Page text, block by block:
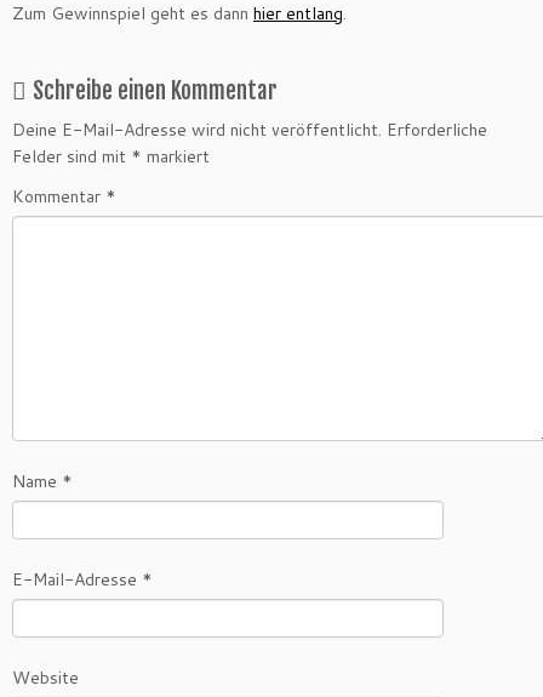
Zum Gewinnspiel geht es dann hier entlang.
Schreibe einen Kommentar
Deine E-Mail-Adresse wird nicht veröffentlicht. Erforderliche
Felder sind mit * markiert
Kommentar *
Name *
E-Mail-Adresse *
Website